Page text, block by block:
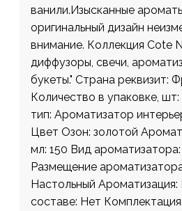
ванили.Изысканные
оригинальный дизайн
внимание. Коллекция Cote
диффузоры, свечи,
букеты." Страна реквизит:
Количество в упаковке,
тип: Ароматизатор
Цвет Озон: золотой
мл: 150 Вид
Размещение
Настольный Ароматизация:
составе: Нет